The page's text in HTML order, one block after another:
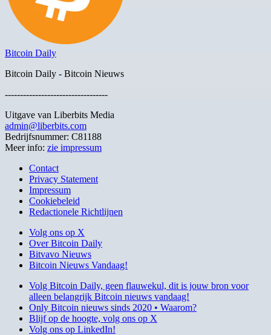
Bitcoin Daily
Bitcoin Daily - Bitcoin Nieuws
----------------------------------
Uitgave van Liberbits Media
admin@liberbits.com
Bedrijfsnummer: C81188
Meer info: zie impressum
Contact
Privacy Statement
Impressum
Cookiebeleid
Redactionele Richtlijnen
Volg ons op X
Over Bitcoin Daily
Bitvavo Nieuws
Bitcoin Nieuws Vandaag!
Volg Bitcoin Daily, geen flauwekul, dit is jouw bron voor
alleen belangrijk Bitcoin nieuws vandaag!
Only Bitcoin nieuws sinds 2020 • Waarom?
Blijf op de hoogte, volg ons op X
Volg ons op LinkedIn!